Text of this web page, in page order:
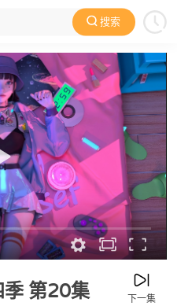
搜索
动漫 欧美动漫 动漫电影
季第20集 下一集